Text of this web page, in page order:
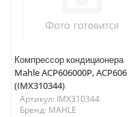
Компрессор кондиционера
Mahle ACP606000P, ACP606
(IMX310344)
Артикул: IMX310344
Бренд: MAHLE